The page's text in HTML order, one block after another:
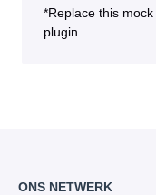
*Replace this
plugin
ONS NETWERK